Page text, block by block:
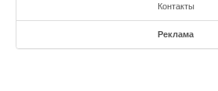
Контакты
Реклама